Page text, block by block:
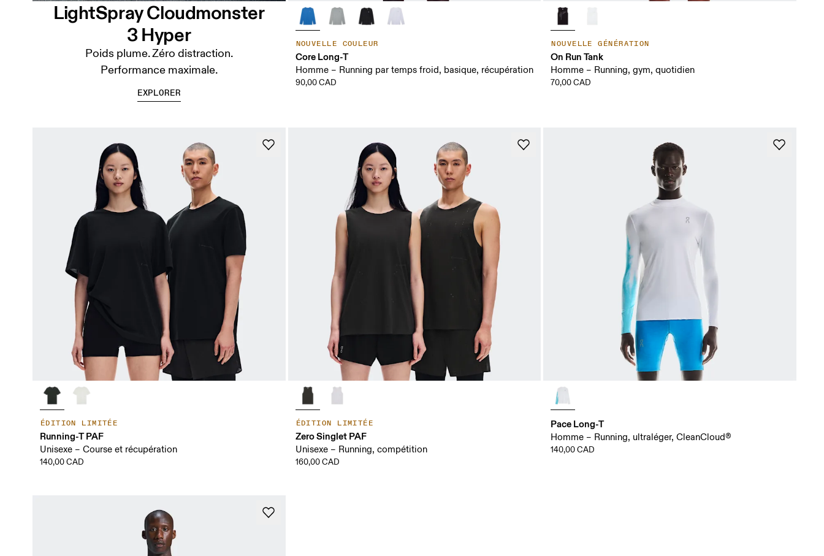
NOUVELLE COULEUR
Core Long-T
Homme – Running par temps froid, basique, récupération
90,00 CAD
NOUVELLE GÉNÉRATION
On Run Tank
Homme – Running, gym, quotidien
70,00 CAD
ÉDITION LIMITÉE
Running-T PAF
Unisexe – Course et récupération
140,00 CAD
ÉDITION LIMITÉE
Zero Singlet PAF
Unisexe – Running, compétition
160,00 CAD
Pace Long-T
Homme – Running, ultraléger, CleanCloud®
140,00 CAD
LightSpray Cloudmonster
3 Hyper
Poids plume. Zéro distraction.
Performance maximale.
EXPLORER